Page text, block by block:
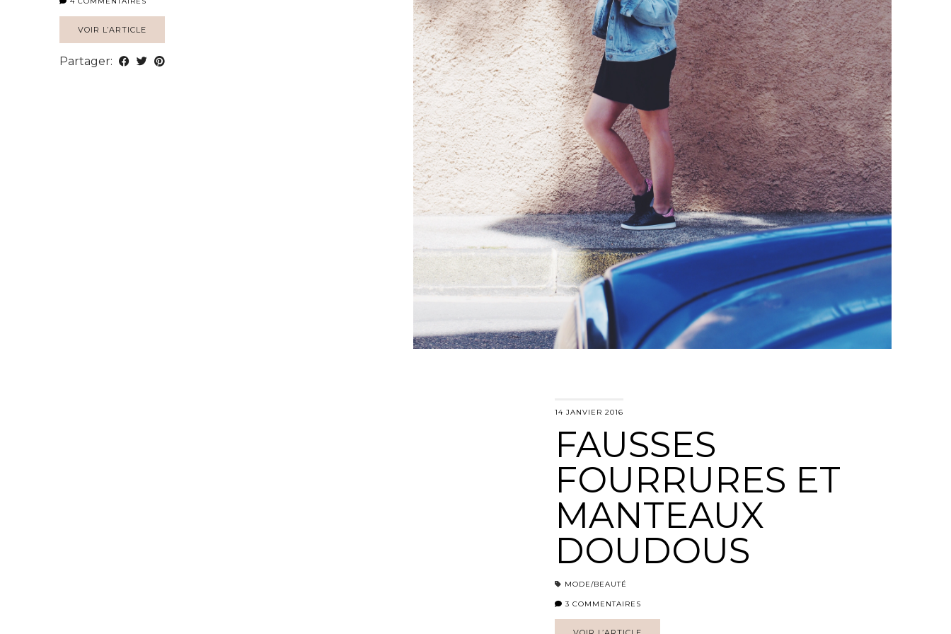
VOIR L’ARTICLE
Partager:
14 JANVIER 2016
FAUSSES
FOURRURES ET
MANTEAUX
DOUDOUS
MODE/BEAUTÉ
3 COMMENTAIRES